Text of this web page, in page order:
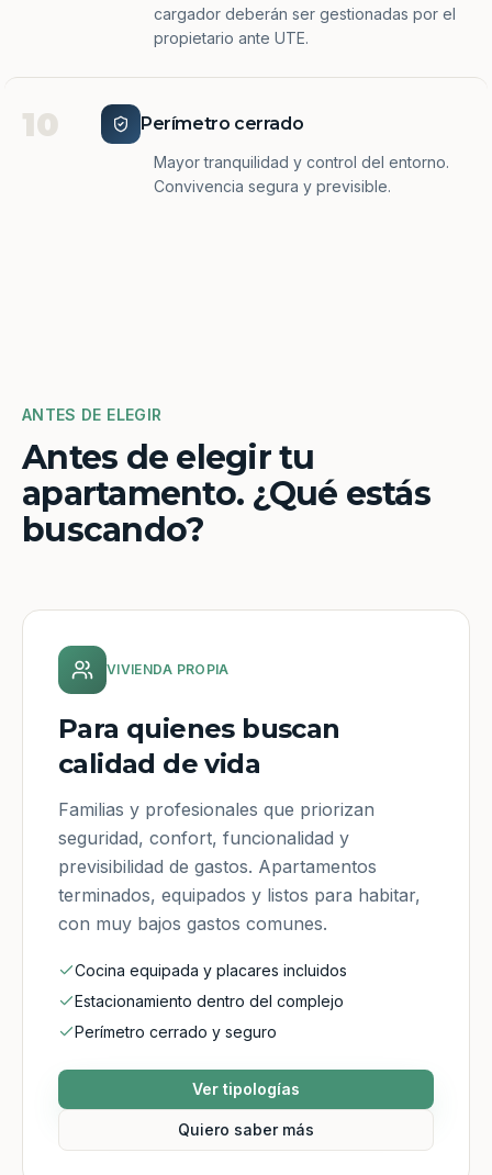
cargador deberán ser gestionadas por el
propietario ante UTE.
10 Perímetro cerrado
Mayor tranquilidad y control del entorno.
Convivencia segura y previsible.
ANTES DE ELEGIR
Antes de elegir tu
apartamento. ¿Qué estás
buscando?
VIVIENDA PROPIA
Para quienes buscan
calidad de vida
Familias y profesionales que priorizan
seguridad, confort, funcionalidad y
previsibilidad de gastos. Apartamentos
terminados, equipados y listos para habitar,
con muy bajos gastos comunes.
Cocina equipada y placares incluidos
Estacionamiento dentro del complejo
Perímetro cerrado y seguro
Ver tipologías
Quiero saber más